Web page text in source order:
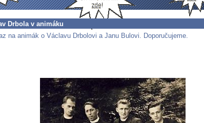
Drbola v animáku
na animák o Václavu Drbolovi a Janu Bulovi. Doporučujeme.